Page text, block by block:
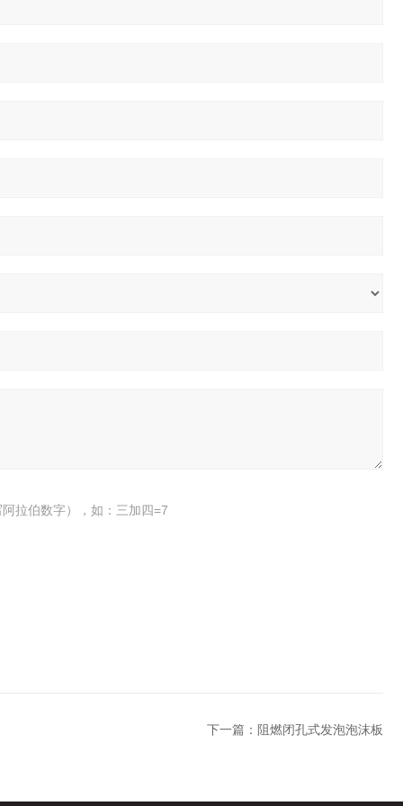
拉伯数字），如：三加四=7
下一篇： 阻燃闭孔式发泡泡沫板